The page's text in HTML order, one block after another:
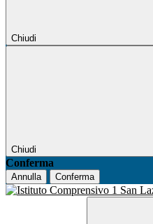
Chiudi
Chiudi
Conferma
Annulla Conferma